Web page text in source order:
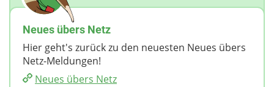
Neues übers Netz
Hier geht's zurück zu den neuesten Neues übers
Netz-Meldungen!
Neues übers Netz